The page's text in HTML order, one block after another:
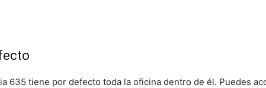
635 tiene por defecto toda la oficina dentro de él. Puedes